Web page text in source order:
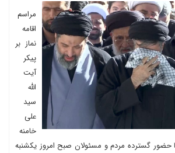
مراسم
اقامه
نماز بر
پیکر
آیت
الله
سید
علی
خامنه
حضور گسترده مردم و مسئولان صبح امروز یکشنبه